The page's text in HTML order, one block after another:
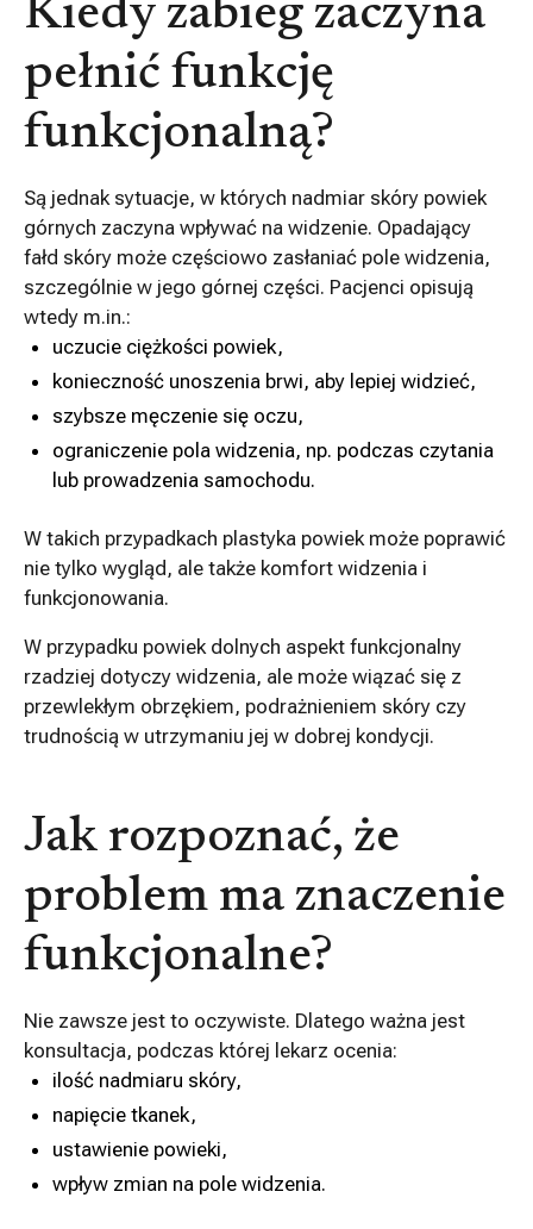
Kiedy zabieg zaczyna
pełnić funkcję
funkcjonalną?
Są jednak sytuacje, w których nadmiar skóry powiek
górnych zaczyna wpływać na widzenie. Opadający
fałd skóry może częściowo zasłaniać pole widzenia,
szczególnie w jego górnej części. Pacjenci opisują
wtedy m.in.:
uczucie ciężkości powiek,
konieczność unoszenia brwi, aby lepiej widzieć,
szybsze męczenie się oczu,
ograniczenie pola widzenia, np. podczas czytania
lub prowadzenia samochodu.
W takich przypadkach plastyka powiek może poprawić
nie tylko wygląd, ale także komfort widzenia i
funkcjonowania.
W przypadku powiek dolnych aspekt funkcjonalny
rzadziej dotyczy widzenia, ale może wiązać się z
przewlekłym obrzękiem, podrażnieniem skóry czy
trudnością w utrzymaniu jej w dobrej kondycji.
Jak rozpoznać, że
problem ma znaczenie
funkcjonalne?
Nie zawsze jest to oczywiste. Dlatego ważna jest
konsultacja, podczas której lekarz ocenia:
ilość nadmiaru skóry,
napięcie tkanek,
ustawienie powieki,
wpływ zmian na pole widzenia.